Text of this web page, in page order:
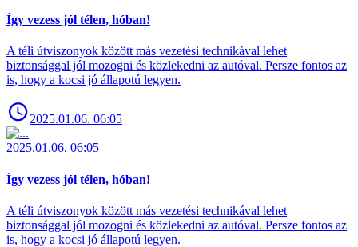
Így vezess jól télen, hóban!
A téli útviszonyok között más vezetési technikával lehet
biztonsággal jól mozogni és közlekedni az autóval. Persze fontos az
is, hogy a kocsi jó állapotú legyen.
2025.01.06. 06:05
2025.01.06. 06:05
Így vezess jól télen, hóban!
A téli útviszonyok között más vezetési technikával lehet
biztonsággal jól mozogni és közlekedni az autóval. Persze fontos az
is, hogy a kocsi jó állapotú legyen.